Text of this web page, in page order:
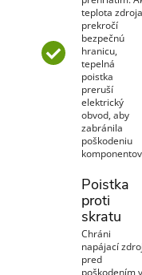
teplota zdroja
prekročí
bezpečnú
hranicu,
tepelná
poistka
preruší
elektrický
obvod, aby
zabránila
poškodeniu
komponentov
Poistka
proti
skratu
Chráni
napájací zdroj
pred
poškodením v